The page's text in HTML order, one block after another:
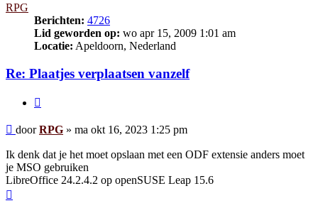
RPG
Berichten: 4726
Lid geworden op: wo apr 15, 2009 1:01 am
Locatie: Apeldoorn, Nederland
Re: Plaatjes verplaatsen vanzelf
Bericht
doorRPG » ma okt 16, 2023 1:25 pm
Ik denk dat je het moet opslaan met een ODF extensie anders moet
je MSO gebruiken
LibreOffice 24.2.4.2 op openSUSE Leap 15.6